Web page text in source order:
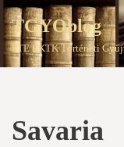
Skip
to
TGYOblog
PTE EKTK Történeti
Savaria